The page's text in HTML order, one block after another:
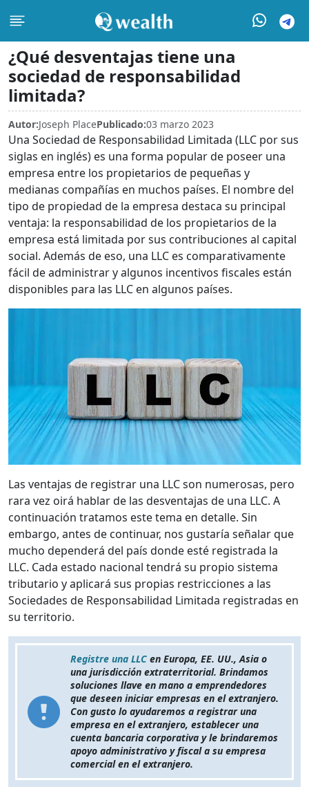
¿Qué desventajas tiene una
sociedad de responsabilidad
limitada?
Autor:Joseph PlacePublicado:03 marzo 2023
Una Sociedad de Responsabilidad Limitada (LLC por sus
siglas en inglés) es una forma popular de poseer una
empresa entre los propietarios de pequeñas y
medianas compañías en muchos países. El nombre del
tipo de propiedad de la empresa destaca su principal
ventaja: la responsabilidad de los propietarios de la
empresa está limitada por sus contribuciones al capital
social. Además de eso, una LLC es comparativamente
fácil de administrar y algunos incentivos fiscales están
disponibles para las LLC en algunos países.
Las ventajas de registrar una LLC son numerosas, pero
rara vez oirá hablar de las desventajas de una LLC. A
continuación tratamos este tema en detalle. Sin
embargo, antes de continuar, nos gustaría señalar que
mucho dependerá del país donde esté registrada la
LLC. Cada estado nacional tendrá su propio sistema
tributario y aplicará sus propias restricciones a las
Sociedades de Responsabilidad Limitada registradas en
su territorio.
Registre una LLC en Europa, EE. UU., Asia o
una jurisdicción extraterritorial. Brindamos
soluciones llave en mano a emprendedores
que deseen iniciar empresas en el extranjero.
Con gusto lo ayudaremos a registrar una
empresa en el extranjero, establecer una
cuenta bancaria corporativa y le brindaremos
apoyo administrativo y fiscal a su empresa
comercial en el extranjero.